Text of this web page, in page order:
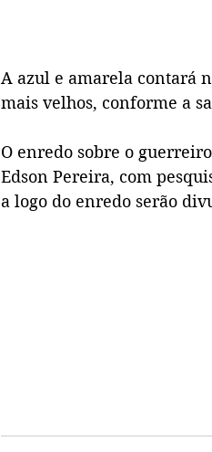
A azul e amarela contará
mais velhos, conforme a
O enredo sobre o
Edson Pereira, com
a logo do enredo serão